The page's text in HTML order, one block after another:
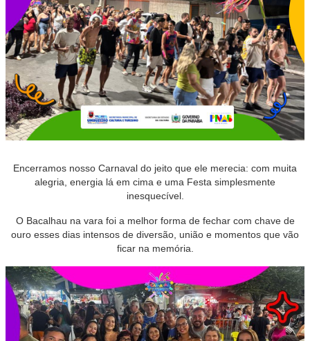
Encerramos nosso Carnaval do jeito que ele merecia: com muita
alegria, energia lá em cima e uma Festa simplesmente
inesquecível.
O Bacalhau na vara foi a melhor forma de fechar com chave de
ouro esses dias intensos de diversão, união e momentos que vão
ficar na memória.